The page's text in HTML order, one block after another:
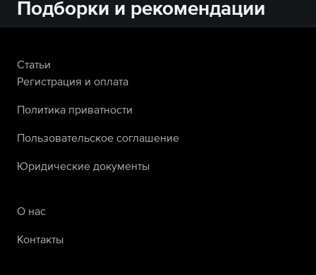
Подборки и рекомендации
Статьи
Регистрация и оплата
Политика приватности
Пользовательское соглашение
Юридические документы
О нас
Контакты